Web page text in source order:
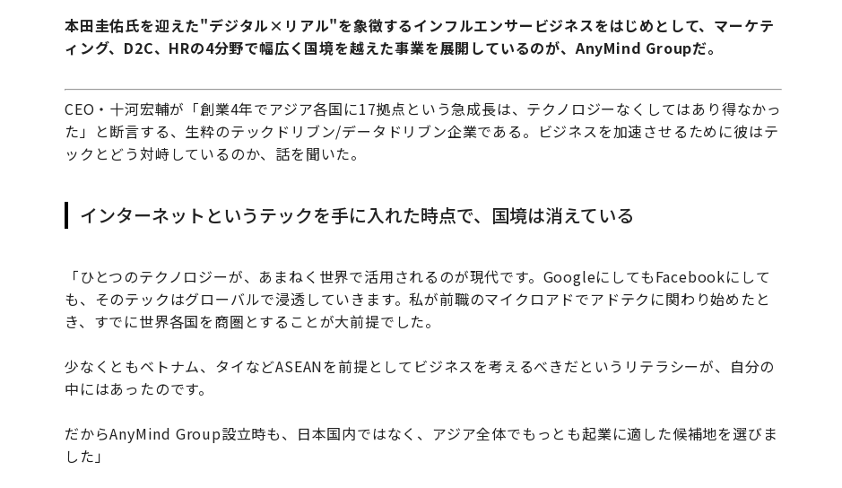
本田圭佑氏を迎えた"デジタル×リアル"を象徴するインフルエンサービジネスをはじめとして、マーケテ
ィング、D2C、HRの4分野で幅広く国境を越えた事業を展開しているのが、AnyMind Groupだ。
CEO・十河宏輔が「創業4年でアジア各国に17拠点という急成長は、テクノロジーなくしてはあり得なかっ
た」と断言する、生粋のテックドリブン/データドリブン企業である。ビジネスを加速させるために彼はテ
ックとどう対峙しているのか、話を聞いた。
インターネットというテックを手に入れた時点で、国境は消えている
「ひとつのテクノロジーが、あまねく世界で活用されるのが現代です。GoogleにしてもFacebookにして
も、そのテックはグローバルで浸透していきます。私が前職のマイクロアドでアドテクに関わり始めたと
き、すでに世界各国を商圏とすることが大前提でした。
少なくともベトナム、タイなどASEANを前提としてビジネスを考えるべきだというリテラシーが、自分の
中にはあったのです。
だからAnyMind Group設立時も、日本国内ではなく、アジア全体でもっとも起業に適した候補地を選びま
した」